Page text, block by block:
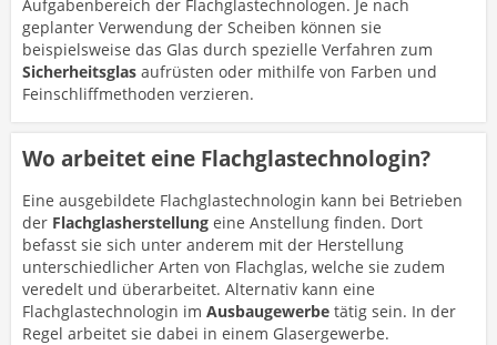
Aufgabenbereich der Flachglastechnologen. Je nach
geplanter Verwendung der Scheiben können sie
beispielsweise das Glas durch spezielle Verfahren zum
Sicherheitsglas aufrüsten oder mithilfe von Farben und
Feinschliffmethoden verzieren.
Wo arbeitet eine Flachglastechnologin?
Eine ausgebildete Flachglastechnologin kann bei Betrieben
der Flachglasherstellung eine Anstellung finden. Dort
befasst sie sich unter anderem mit der Herstellung
unterschiedlicher Arten von Flachglas, welche sie zudem
veredelt und überarbeitet. Alternativ kann eine
Flachglastechnologin im Ausbaugewerbe tätig sein. In der
Regel arbeitet sie dabei in einem Glasergewerbe.